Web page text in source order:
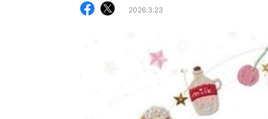
2026.3.23